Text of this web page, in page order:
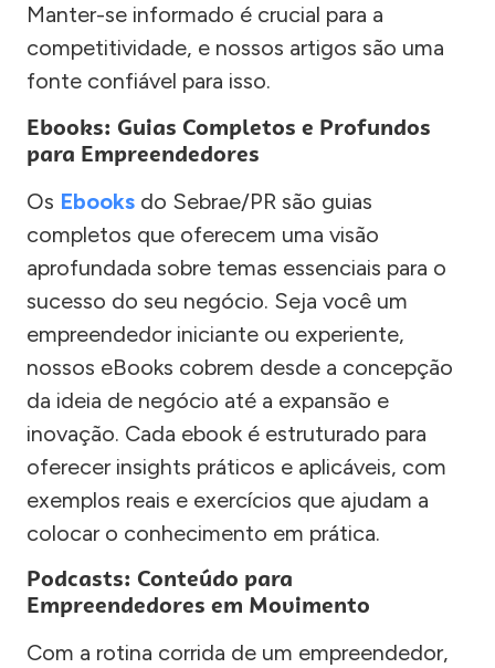
Manter-se informado é crucial para a
competitividade, e nossos artigos são uma
fonte confiável para isso.
Ebooks: Guias Completos e Profundos
para Empreendedores
Os Ebooks do Sebrae/PR são guias
completos que oferecem uma visão
aprofundada sobre temas essenciais para o
sucesso do seu negócio. Seja você um
empreendedor iniciante ou experiente,
nossos eBooks cobrem desde a concepção
da ideia de negócio até a expansão e
inovação. Cada ebook é estruturado para
oferecer insights práticos e aplicáveis, com
exemplos reais e exercícios que ajudam a
colocar o conhecimento em prática.
Podcasts: Conteúdo para
Empreendedores em Movimento
Com a rotina corrida de um empreendedor,